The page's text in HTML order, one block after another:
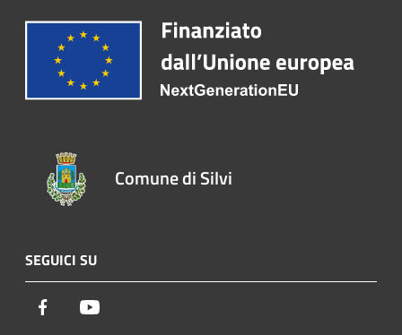
Comune di Silvi
SEGUICI SU
Facebook